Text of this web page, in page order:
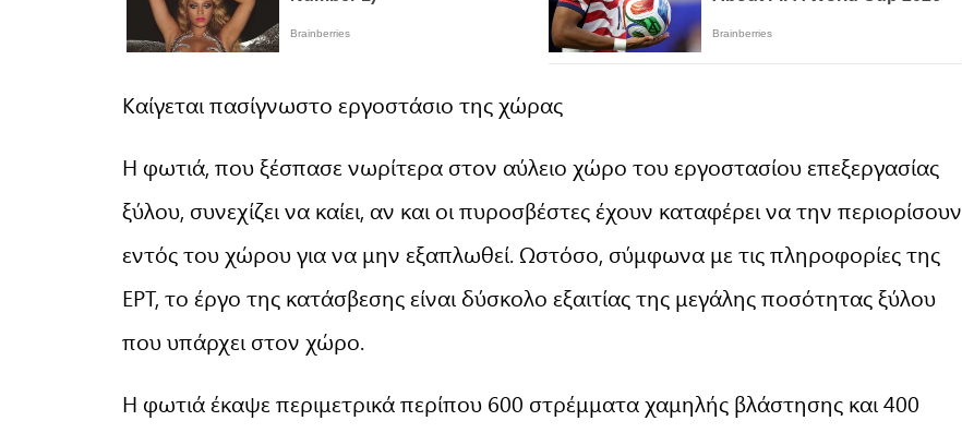
Καίγεται πασίγνωστο εργοστάσιο της χώρας
Η φωτιά, που ξέσπασε νωρίτερα στον αύλειο χώρο του εργοστασίου επεξεργασίας
ξύλου, συνεχίζει να καίει, αν και οι πυροσβέστες έχουν καταφέρει να την περιορίσουν
εντός του χώρου για να μην εξαπλωθεί. Ωστόσο, σύμφωνα με τις πληροφορίες της
ΕΡΤ, το έργο της κατάσβεσης είναι δύσκολο εξαιτίας της μεγάλης ποσότητας ξύλου
που υπάρχει στον χώρο.
Η φωτιά έκαψε περιμετρικά περίπου 600 στρέμματα χαμηλής βλάστησης και 400